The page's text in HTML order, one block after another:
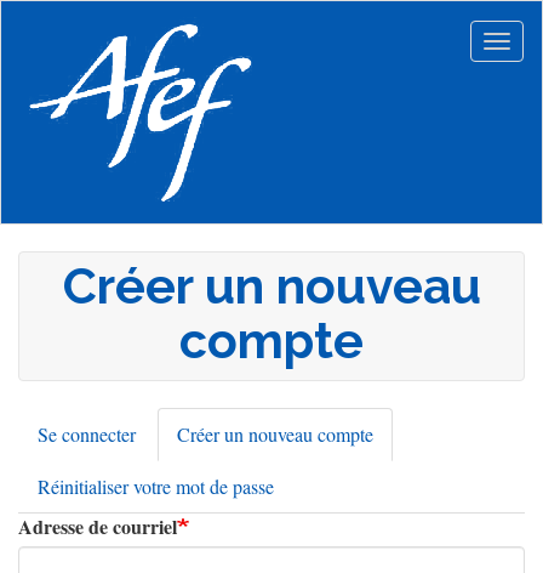
principal
Créer un nouveau
compte
Onglets
principaux
Se connecter Créer un nouveau compte
actif)
Réinitialiser votre mot de passe
Adresse de courriel